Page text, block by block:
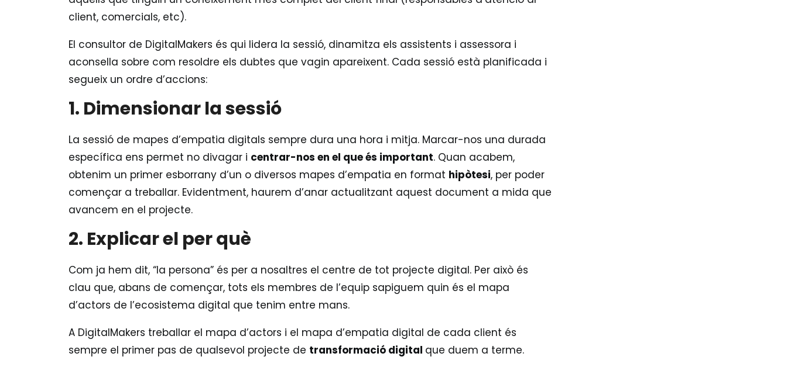
client, comercials, etc).
El consultor de DigitalMakers és qui lidera la sessió, dinamitza els assistents i assessora i
aconsella sobre com resoldre els dubtes que vagin apareixent. Cada sessió està planificada i
segueix un ordre d’accions:
1. Dimensionar la sessió
La sessió de mapes d’empatia digitals sempre dura una hora i mitja. Marcar-nos una durada
específica ens permet no divagar i centrar-nos en el que és important. Quan acabem,
obtenim un primer esborrany d’un o diversos mapes d’empatia en format hipòtesi, per poder
començar a treballar. Evidentment, haurem d’anar actualitzant aquest document a mida que
avancem en el projecte.
2. Explicar el per què
Com ja hem dit, “la persona” és per a nosaltres el centre de tot projecte digital. Per això és
clau que, abans de començar, tots els membres de l’equip sapiguem quin és el mapa
d’actors de l’ecosistema digital que tenim entre mans.
A DigitalMakers treballar el mapa d’actors i el mapa d’empatia digital de cada client és
sempre el primer pas de qualsevol projecte de transformació digital que duem a terme.